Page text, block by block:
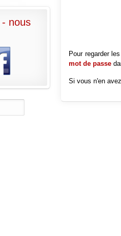
Pour regarder les
mot de passe
Si vous n'en
- nous